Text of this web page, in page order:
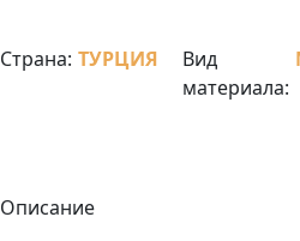
Страна: ТУРЦИЯ
Вид
материала:
Описание